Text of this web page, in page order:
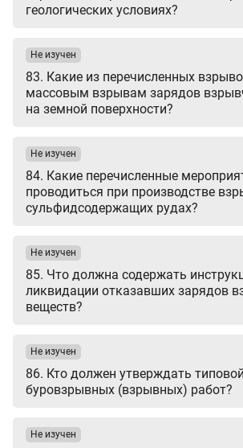
геологических условиях?
83. Какие из перечисленных
массовым взрывам зарядов
на земной поверхности?
Не изучен
84. Какие перечисленные
проводиться при производстве
сульфидсодержащих рудах?
Не изучен
85. Что должна содержать
ликвидации отказавших зарядов
веществ?
Не изучен
86. Кто должен утверждать
буровзрывных (взрывных) работ?
Не изучен
Не изучен